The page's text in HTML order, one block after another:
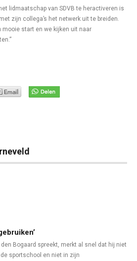
lidmaatschap van SDVB te heractiveren is
zijn collega’s het netwerk uit te breiden.
mooie start en we kijken uit naar
den Bogaard spreekt, merkt al snel dat hij niet
sportschool en niet in zijn